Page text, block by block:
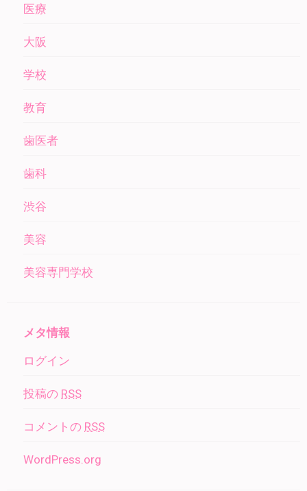
医療
大阪
学校
教育
歯医者
歯科
渋谷
美容
美容専門学校
メタ情報
ログイン
投稿の RSS
コメントの RSS
WordPress.org